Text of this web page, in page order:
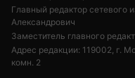
Главный редактор сетевого
Александрович
Заместитель главного
Адрес редакции: 119002, г.
комн. 2